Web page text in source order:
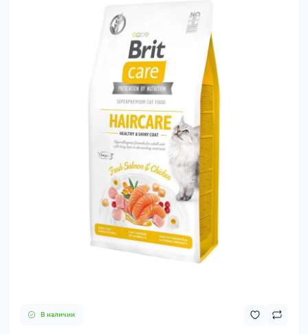
В наличии